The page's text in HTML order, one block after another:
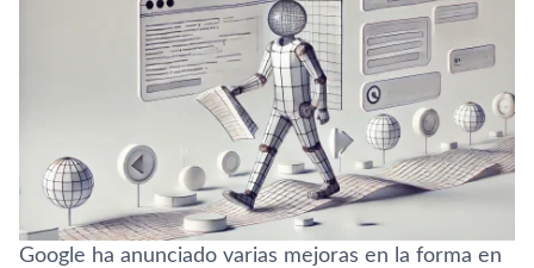
Google ha anunciado varias mejoras en la forma en